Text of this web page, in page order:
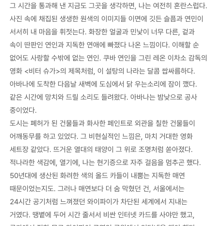
그 시간을 통과해 낸 지금도 그곳을 생각하면, 나는 여전히 혼란스럽다.
사진 속에 채집된 생생한 원색의 이미지들 이면에 깃든 슬픔과 연민이
서서히 내 마음을 휘젓는다. 화장한 얼굴과 민낯이 너무 다른, 겉과
속이 딴판인 연인과 지독한 연애에 빠졌다 나온 느낌이다. 이해할 순
없어도 사랑할 수밖에 없는 연인. 쿠바 연인을 그린 레온 이차소 감독의
영화 <비터 슈가>의 제목처럼, 이 설탕의 나라는 달콤 쌉싸름하다.
아바나에 도착한 다음날 새벽에 도심에서 닭 우는소리에 잠이 깼다.
같은 시간에 망치와 드릴 소리도 들려왔다. 아바나는 밤낮으로 공사
중이었다.
도시는 폐허가 된 건물들과 화사한 페인트로 외관을 칠한 건물들이
어깨동무를 하고 있었다. 그 비현실적인 느낌은, 마치 거대한 영화
세트장 같았다. 뜨거운 열대의 태양이 그 위로 조명처럼 쏟아졌다.
적나라한 색감에, 열기에, 나는 현기증으로 자주 걸음을 멈추곤 했다.
50년대에 생산된 화려한 색의 올드 카들이 내뿜는 지독한 매연
때문이었는지도. 그러나 매연보다 더 숨 막혔던 건, 서울에서는
24시간 공기처럼 느껴졌던 와이파이가 차단된 세계에서 지내는
거였다. 땡볕에 두어 시간 줄서서 비싼 인터넷 카드를 사야만 했고,